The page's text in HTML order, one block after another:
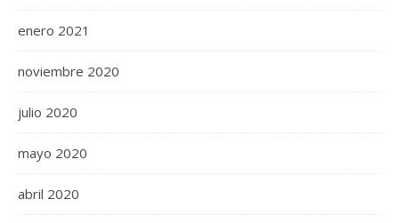
enero 2021
noviembre 2020
julio 2020
mayo 2020
abril 2020